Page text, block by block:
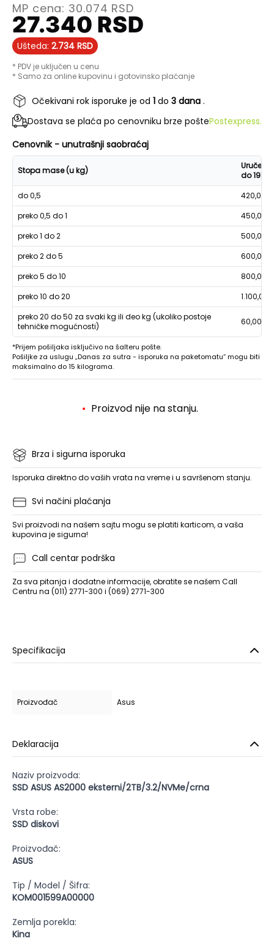
MP cena: 30.074 RSD
27.340 RSD
Ušteda: 2.734 RSD
* PDV je uključen u cenu
* Samo za online kupovinu i gotovinsko plaćanje
Očekivani rok isporuke je od 1 do 3 dana .
Dostava se plaća po cenovniku brze poštePostexpress.
Cenovnik - unutrašnji saobraćaj
Stopa mase (u kg)
Uručenje
do 19h
do 0,5
420,00
preko 0,5 do 1
450,00
preko 1 do 2
500,00
preko 2 do 5
600,00
preko 5 do 10
800,00
preko 10 do 20
1.100,00
preko 20 do 50 za svaki kg ili deo kg (ukoliko postoje
tehničke mogućnosti)
60,00
*Prijem pošiljaka isključivo na šalteru pošte.
Pošiljke za uslugu „Danas za sutra - isporuka na paketomatu“ mogu biti
maksimalno do 15 kilograma.
Proizvod nije na stanju.
Brza i sigurna isporuka
Isporuka direktno do vaših vrata na vreme i u savršenom stanju.
Svi načini plaćanja
Svi proizvodi na našem sajtu mogu se platiti karticom, a vaša
kupovina je sigurna!
Call centar podrška
Za sva pitanja i dodatne informacije, obratite se našem Call
Centru na (011) 2771-300 i (069) 2771-300
Specifikacija
Proizvođač Asus
Deklaracija
Naziv proizvoda:
SSD ASUS AS2000 eksterni/2TB/3.2/NVMe/crna
Vrsta robe:
SSD diskovi
Proizvođač:
ASUS
Tip / Model / Šifra:
KOM001599A00000
Zemlja porekla:
Kina